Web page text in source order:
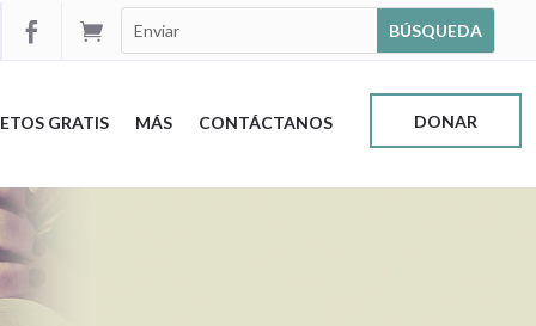


GRATIS MÁS CONTÁCTANOS DONAR